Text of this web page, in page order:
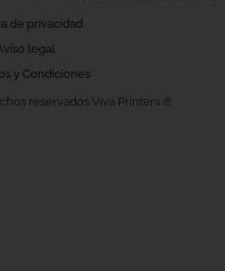
reservados Viva Printers ®
y Condiciones
legal
de privacidad